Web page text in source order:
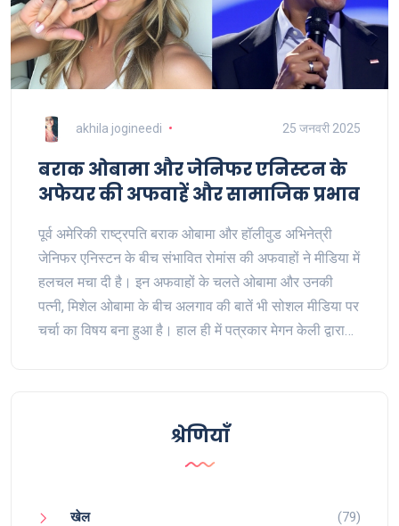
akhila jogineedi 25 जनवरी 2025
बराक ओबामा और जेनिफर एनिस्टन के
अफेयर की अफवाहें और सामाजिक प्रभाव
पूर्व अमेरिकी राष्ट्रपति बराक ओबामा और हॉलीवुड अभिनेत्री
जेनिफर एनिस्टन के बीच संभावित रोमांस की अफवाहों ने मीडिया में
हलचल मचा दी है। इन अफवाहों के चलते ओबामा और उनकी
पत्नी, मिशेल ओबामा के बीच अलगाव की बातें भी सोशल मीडिया पर
चर्चा का विषय बना हुआ है। हाल ही में पत्रकार मेगन केली द्वारा
श्रेणियाँ
खेल (79)